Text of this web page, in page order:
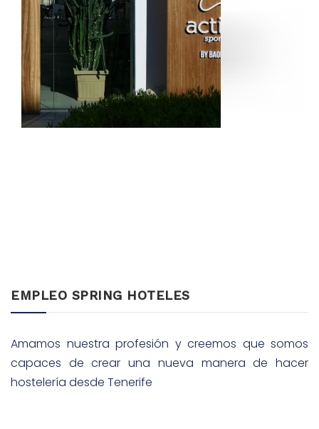
EMPLEO SPRING HOTELES
Amamos nuestra profesión y creemos que somos
capaces de crear una nueva manera de hacer
hostelería desde Tenerife